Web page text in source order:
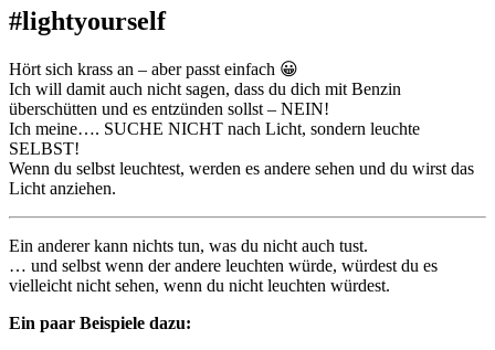
#lightyourself
Hört sich krass an – aber passt einfach 😀
Ich will damit auch nicht sagen, dass du dich mit Benzin
überschütten und es entzünden sollst – NEIN!
Ich meine…. SUCHE NICHT nach Licht, sondern leuchte
SELBST!
Wenn du selbst leuchtest, werden es andere sehen und du wirst das
Licht anziehen.
Ein anderer kann nichts tun, was du nicht auch tust.
… und selbst wenn der andere leuchten würde, würdest du es
vielleicht nicht sehen, wenn du nicht leuchten würdest.
Ein paar Beispiele dazu: